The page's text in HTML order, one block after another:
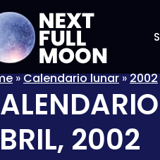
»Calendario lunar»2002
2002